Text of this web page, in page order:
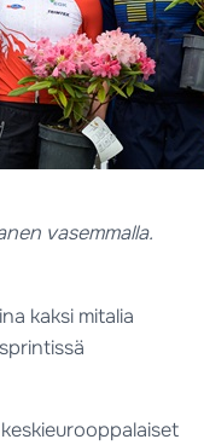
vasemmalla.
kaksi mitalia